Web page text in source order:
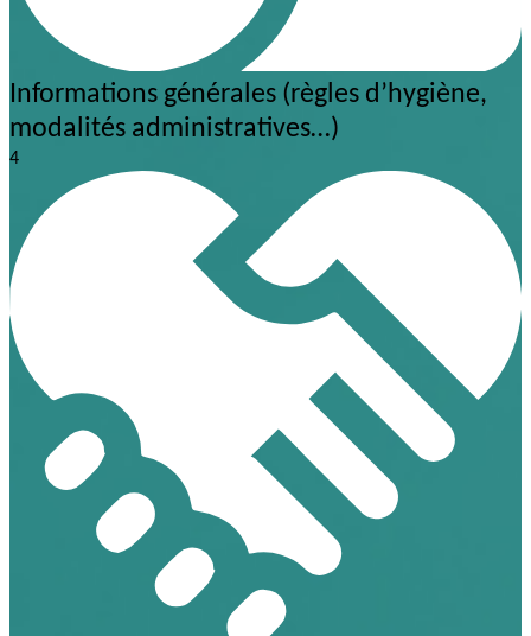
Informations générales (règles d’hygiène,
modalités administratives…)
4